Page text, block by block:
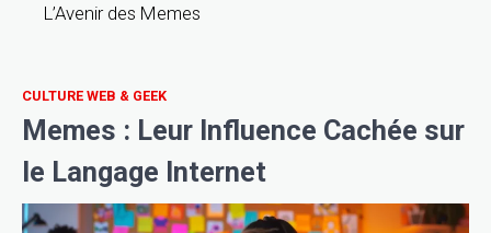
CULTURE WEB & GEEK
Memes : Leur Influence Cachée sur
le Langage Internet
L’Avenir des Memes